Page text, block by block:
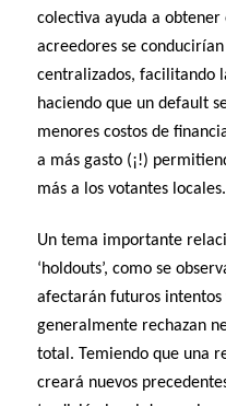
colectiva ayuda a obtener
acreedores se
centralizados, facilitando
haciendo que un default
menores costos de
a más gasto (¡!)
más a los votantes locales.
Un tema importante
‘holdouts’, como se
afectarán futuros intentos
generalmente rechazan
total. Temiendo que una
creará nuevos